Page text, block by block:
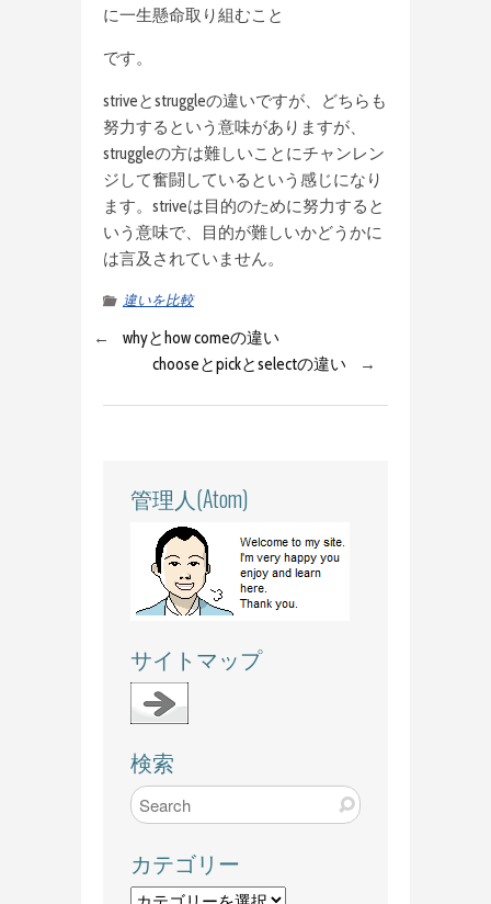
に一生懸命取り組むこと
です。
striveとstruggleの違いですが、どちらも
努力するという意味がありますが、
struggleの方は難しいことにチャンレン
ジして奮闘しているという感じになり
ます。striveは目的のために努力すると
いう意味で、目的が難しいかどうかに
は言及されていません。
違いを比較
←
whyとhow comeの違い
chooseとpickとselectの違い
→
管理人(Atom)
サイトマップ
検索
カテゴリー
カ